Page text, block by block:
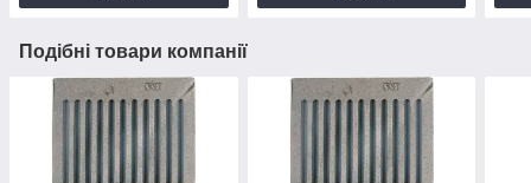
Подібні товари компанії